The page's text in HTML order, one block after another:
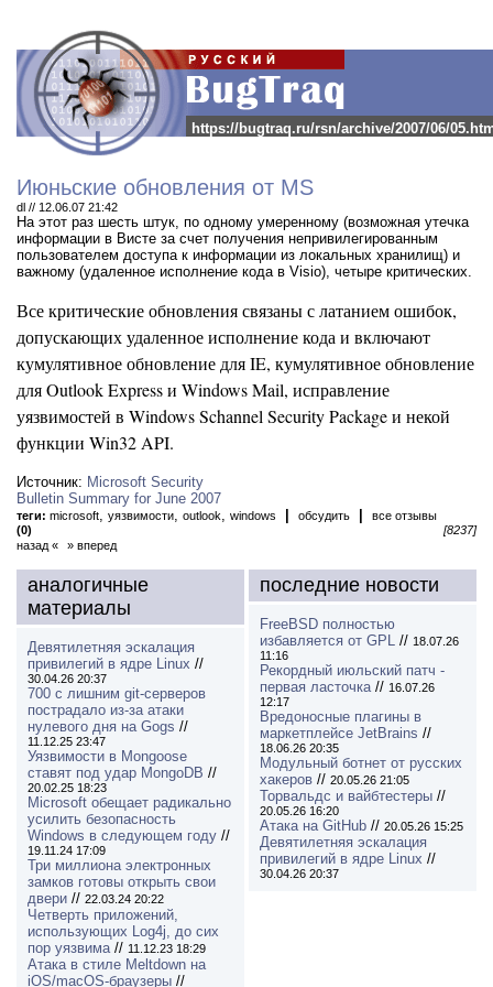
https://bugtraq.ru/rsn/archive/2007/06/
Июньские обновления от MS
dl // 12.06.07 21:42
На этот раз шесть штук, по одному умеренному (возможная утечка
информации в Висте за счет получения непривилегированным
пользователем доступа к информации из локальных хранилищ) и
важному (удаленное исполнение кода в Visio), четыре критических.
Все критические обновления связаны с латанием ошибок,
допускающих удаленное исполнение кода и включают
кумулятивное обновление для IE, кумулятивное обновление
для Outlook Express и Windows Mail, исправление
уязвимостей в Windows Schannel Security Package и некой
функции Win32 API.
Источник: Microsoft Security
Bulletin Summary for June 2007
теги: microsoft, уязвимости, outlook, windows обсудить
все отзывы
(0)
[8237]
назад «
» вперед
аналогичные
материалы
Девятилетняя эскалация
привилегий в ядре Linux //
30.04.26 20:37
700 с лишним git-серверов
пострадало из-за атаки
нулевого дня на Gogs //
11.12.25 23:47
Уязвимости в Mongoose
ставят под удар MongoDB //
20.02.25 18:23
Microsoft обещает радикально
усилить безопасность
Windows в следующем году //
19.11.24 17:09
Три миллиона электронных
замков готовы открыть свои
двери // 22.03.24 20:22
Четверть приложений,
использующих Log4j, до сих
пор уязвима// 11.12.23 18:29
Атака в стиле Meltdown на
iOS/macOS-браузеры //
последние новости
FreeBSD полностью
избавляется от GPL // 18.07.26
11:16
Рекордный июльский патч -
первая ласточка// 16.07.26
12:17
Вредоносные плагины в
маркетплейсе JetBrains //
18.06.26 20:35
Модульный ботнет от русских
хакеров // 20.05.26 21:05
Торвальдс и вайбтестеры //
20.05.26 16:20
Атака на GitHub // 20.05.26 15:25
Девятилетняя эскалация
привилегий в ядре Linux //
30.04.26 20:37